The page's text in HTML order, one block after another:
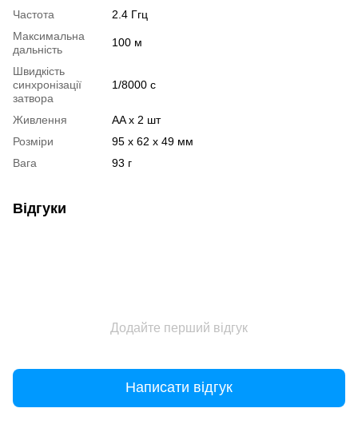
Частота
2.4 Ггц
Максимальна
дальність
100 м
Швидкість
синхронізації
затвора
1/8000 с
Живлення
AA x 2 шт
Розміри
95 x 62 x 49 мм
Вага
93 г
Відгуки
Додайте перший відгук
Написати відгук